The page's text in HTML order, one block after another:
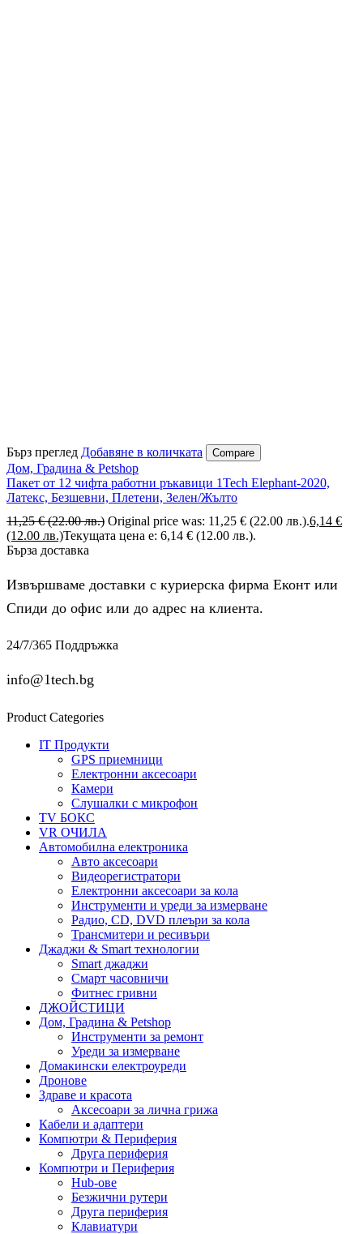
Бърз преглед Добавяне в количката Compare
Дом, Градина & Petshop
Пакет от 12 чифта работни ръкавици 1Tech Elephant-2020,
Латекс, Безшевни, Плетени, Зелен/Жълто
11,25€ (22.00 лв.) Original price was: 11,25 € (22.00 лв.).6,14 €
(12.00 лв.)Текущата цена е: 6,14 € (12.00 лв.).
Бърза доставка
Извършваме доставки с куриерска фирма Еконт или
Спиди до офис или до адрес на клиента.
24/7/365 Поддръжка
info@1tech.bg
Product Categories
IT Продукти
GPS приемници
Електронни аксесоари
Камери
Слушалки с микрофон
TV БОКС
VR ОЧИЛА
Автомобилна електроника
Авто аксесоари
Видеорегистратори
Електронни аксесоари за кола
Инструменти и уреди за измерване
Радио, CD, DVD плеъри за кола
Трансмитери и ресивъри
Джаджи & Smart технологии
Smart джаджи
Смарт часовничи
Фитнес гривни
ДЖОЙСТИЦИ
Дом, Градина & Petshop
Инструменти за ремонт
Уреди за измерване
Домакински електроуреди
Дронове
Здраве и красота
Аксесоари за лична грижа
Кабели и адаптери
Компютри & Периферия
Друга периферия
Компютри и Периферия
Hub-ове
Безжични рутери
Друга периферия
Клавиатури